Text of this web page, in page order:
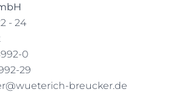
- 24
0
29
breucker.de